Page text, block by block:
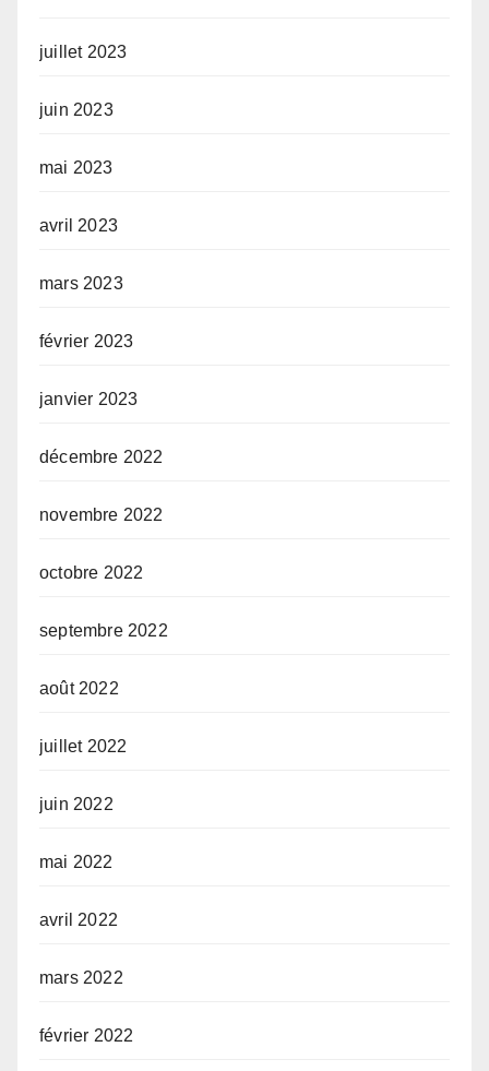
juillet 2023
juin 2023
mai 2023
avril 2023
mars 2023
février 2023
janvier 2023
décembre 2022
novembre 2022
octobre 2022
septembre 2022
août 2022
juillet 2022
juin 2022
mai 2022
avril 2022
mars 2022
février 2022